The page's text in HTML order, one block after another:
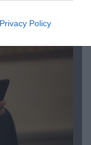
Privacy Policy